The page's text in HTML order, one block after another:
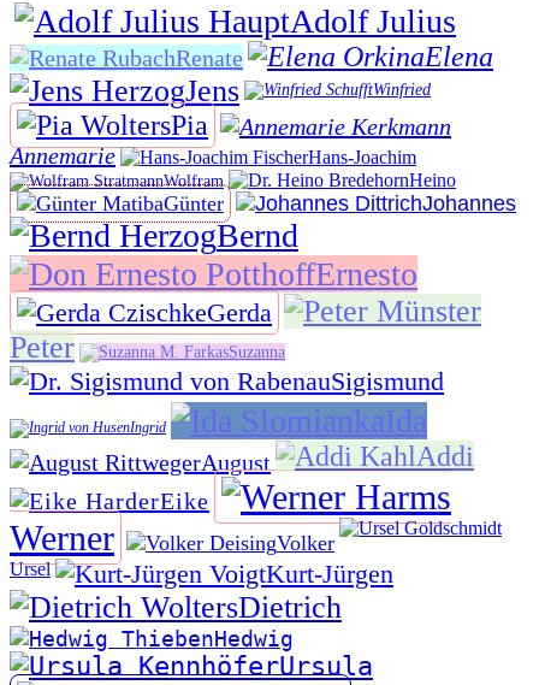
Adolf Julius
Renate Elena
Jens Winfried
Pia
Annemarie Hans-Joachim
Wolfram Heino
Günter Johannes
Bernd
Ernesto
Gerda
Peter Suzanna
Sigismund
Ingrid Ida
August Addi
Eike
Werner Volker
Ursel Kurt-Jürgen
Dietrich
Hedwig
Ursula